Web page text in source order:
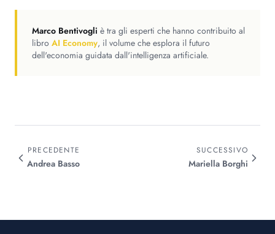
Marco Bentivogli è tra gli esperti che hanno contribuito al
libro AI Economy, il volume che esplora il futuro
dell'economia guidata dall'intelligenza artificiale.
PRECEDENTE
Andrea Basso
SUCCESSIVO
Mariella Borghi